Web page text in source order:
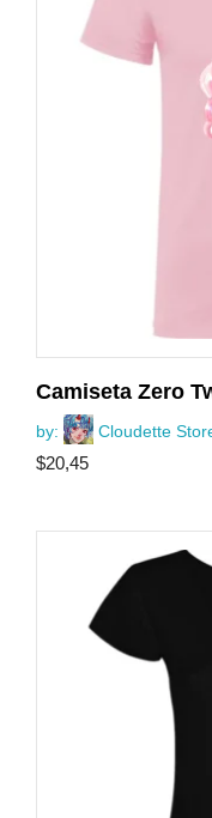
Camiseta Zero
by: Cloudette
$20,45